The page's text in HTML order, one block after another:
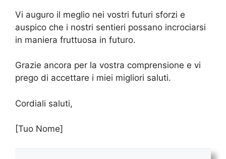
Vi auguro il meglio nei vostri futuri sforzi e
auspico che i nostri sentieri possano incrociarsi
in maniera fruttuosa in futuro.
Grazie ancora per la vostra comprensione e vi
prego di accettare i miei migliori saluti.
Cordiali saluti,
[Tuo Nome]